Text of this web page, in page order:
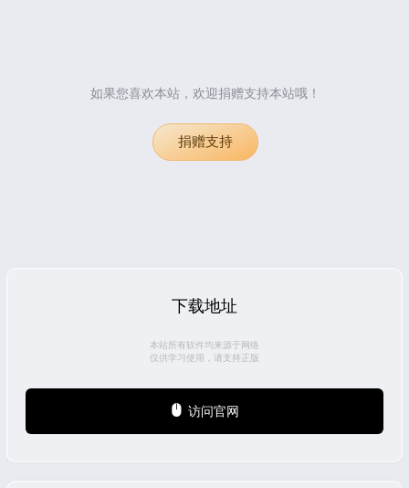
如果您喜欢本站，欢迎捐赠支持本站哦！
捐赠支持
下载地址
本站所有软件均来源于网络
仅供学习使用，请支持正版
访问官网